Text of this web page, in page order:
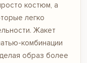
костюм, а
легко
Жакет
комбинации
образ более